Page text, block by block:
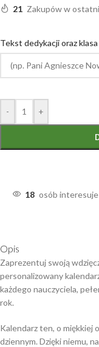
21 Zakupów w
Tekst dedykacji oraz klasa
- +
18 osób
Opis
Zaprezentuj swoją
personalizowany
każdego nauczyciela,
rok.
Kalendarz ten, o miękkiej
dziennym. Dzięki niemu,